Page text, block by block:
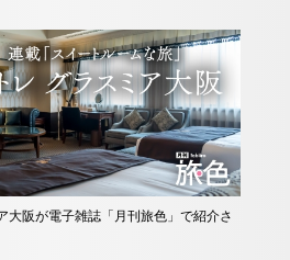
大阪が電子雑誌「月刊旅色」で紹介さ